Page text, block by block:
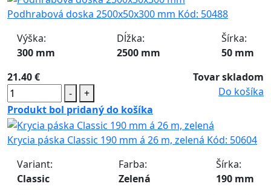
Podhrabová doska 2500x50x300 mm Kód: 50488
Výška:
300 mm
Dĺžka:
2500 mm
Šírka:
50 mm
21.40 €
Tovar skladom
-
+
Do košíka
Produkt bol pridaný do košíka
Krycia páska Classic 190 mm á 26 m, zelená Kód: 50604
Variant:
Classic
Farba:
Zelená
Šírka:
190 mm